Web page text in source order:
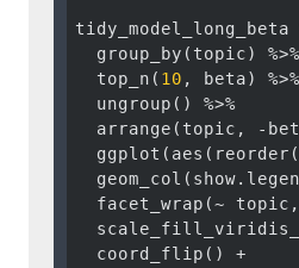
tidy_model_long_beta
  group_by(topic) %>%
  top_n(
10 , beta) %>%
  ungroup() %>%
arrange(topic, -
facet_wrap(~
  coord_flip() +